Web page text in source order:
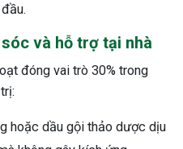
và hỗ trợ tại nhà
đóng vai trò 30% trong
hoặc dầu gội thảo dược dịu